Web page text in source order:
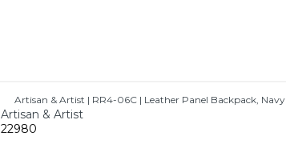
Artisan & Artist | RR4-06C | Leather Panel Backpack, Navy
Artisan & Artist
22980